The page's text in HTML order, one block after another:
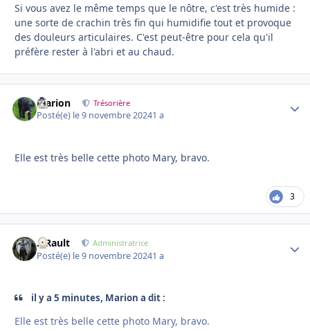
Si vous avez le même temps que le nôtre, c'est très humide :
une sorte de crachin très fin qui humidifie tout et provoque
des douleurs articulaires. C'est peut-être pour cela qu'il
préfère rester à l'abri et au chaud.
Marion Trésorière
Posté(e) le 9 novembre 20241 a
Elle est très belle cette photo Mary, bravo.
3
S.Rault Administratrice
Posté(e) le 9 novembre 20241 a
il y a 5 minutes, Marion a dit :
Elle est très belle cette photo Mary, bravo.